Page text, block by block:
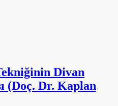
Divan
(Doç. Dr. Kaplan